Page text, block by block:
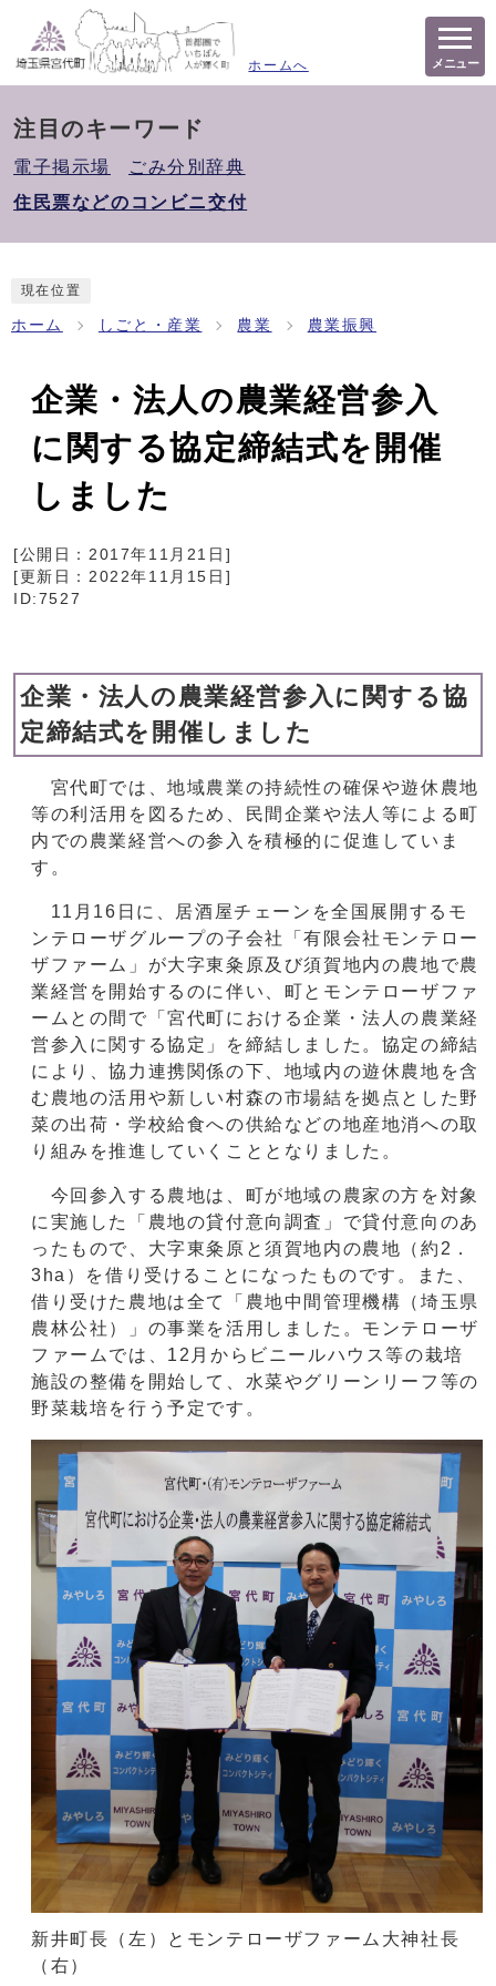
ホームへ メニュー
注目のキーワード
電子掲示場
ごみ分別辞典
住民票などのコンビニ交付
現在位置
ホーム しごと・産業 農業 農業振興
企業・法人の農業経営参入
に関する協定締結式を開催
しました
[公開日： 2017年11月21日 ]
[更新日： 2022年11月15日 ]
ID:7527
企業・法人の農業経営参入に関する協
定締結式を開催しました
宮代町では、地域農業の持続性の確保や遊休農地
等の利活用を図るため、民間企業や法人等による町
内での農業経営への参入を積極的に促進していま
す。
11月16日に、居酒屋チェーンを全国展開するモ
ンテローザグループの子会社「有限会社モンテロー
ザファーム」が大字東粂原及び須賀地内の農地で農
業経営を開始するのに伴い、町とモンテローザファ
ームとの間で「宮代町における企業・法人の農業経
営参入に関する協定」を締結しました。協定の締結
により、協力連携関係の下、地域内の遊休農地を含
む農地の活用や新しい村森の市場結を拠点とした野
菜の出荷・学校給食への供給などの地産地消への取
り組みを推進していくこととなりました。
今回参入する農地は、町が地域の農家の方を対象
に実施した「農地の貸付意向調査」で貸付意向のあ
ったもので、大字東粂原と須賀地内の農地（約2．
3ha）を借り受けることになったものです。また、
借り受けた農地は全て「農地中間管理機構（埼玉県
農林公社）」の事業を活用しました。モンテローザ
ファームでは、12月からビニールハウス等の栽培
施設の整備を開始して、水菜やグリーンリーフ等の
野菜栽培を行う予定です。
新井町長（左）とモンテローザファーム大神社長
（右）